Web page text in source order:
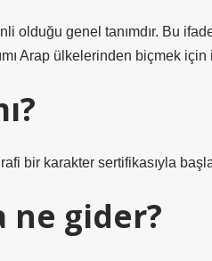
olduğu genel tanımdır. Bu
Arap ülkelerinden biçmek için
bir karakter sertifikasıyla
ne gider?